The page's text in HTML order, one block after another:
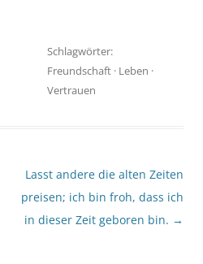
Schlagwörter:
Freundschaft · Leben ·
Vertrauen
Lasst andere die alten Zeiten
preisen; ich bin froh, dass ich
in dieser Zeit geboren bin. →